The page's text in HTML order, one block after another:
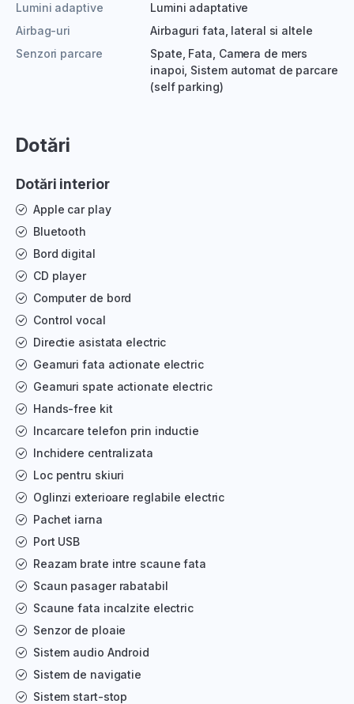
Lumini adaptive
Lumini adaptative
Airbag-uri
Airbaguri fata, lateral si altele
Senzori parcare
Spate, Fata, Camera de mers
inapoi, Sistem automat de parcare
(self parking)
Dotări
Dotări interior
Apple car play
Bluetooth
Bord digital
CD player
Computer de bord
Control vocal
Directie asistata electric
Geamuri fata actionate electric
Geamuri spate actionate electric
Hands-free kit
Incarcare telefon prin inductie
Inchidere centralizata
Loc pentru skiuri
Oglinzi exterioare reglabile electric
Pachet iarna
Port USB
Reazam brate intre scaune fata
Scaun pasager rabatabil
Scaune fata incalzite electric
Senzor de ploaie
Sistem audio Android
Sistem de navigatie
Sistem start-stop